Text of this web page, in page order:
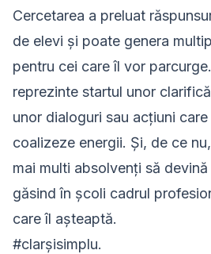
Cercetarea a preluat
de elevi și poate genera
pentru cei care îl vor
reprezinte startul unor
unor dialoguri sau acțiuni
coalizeze energii. Și, de ce
mai multi absolvenți să
găsind în școli cadrul
care îl așteaptă.
#clarșisimplu.